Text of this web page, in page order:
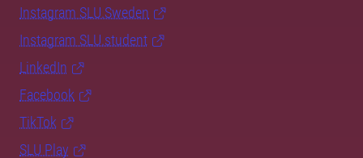
Instagram SLU.Sweden
Instagram SLU.student
LinkedIn
Facebook
TikTok
SLU Play